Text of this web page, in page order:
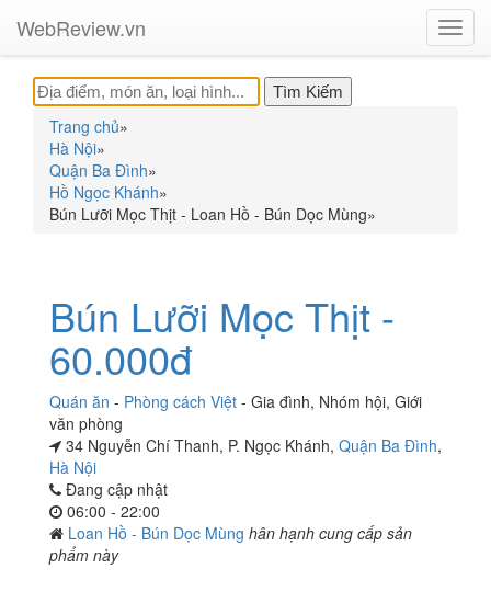
WebReview.vn
Trang chủ»
Hà Nội»
Quận Ba Đình»
Hồ Ngọc Khánh»
Bún Lưỡi Mọc Thịt - Loan Hồ - Bún Dọc Mùng»
Bún Lưỡi Mọc Thịt -
60.000đ
Quán ăn - Phòng cách Việt - Gia đình, Nhóm hội, Giới
văn phòng
34 Nguyễn Chí Thanh, P. Ngọc Khánh, Quận Ba Đình,
Hà Nội
Đang cập nhật
06:00 - 22:00
Loan Hồ - Bún Dọc Mùng hân hạnh cung cấp sản
phẩm này